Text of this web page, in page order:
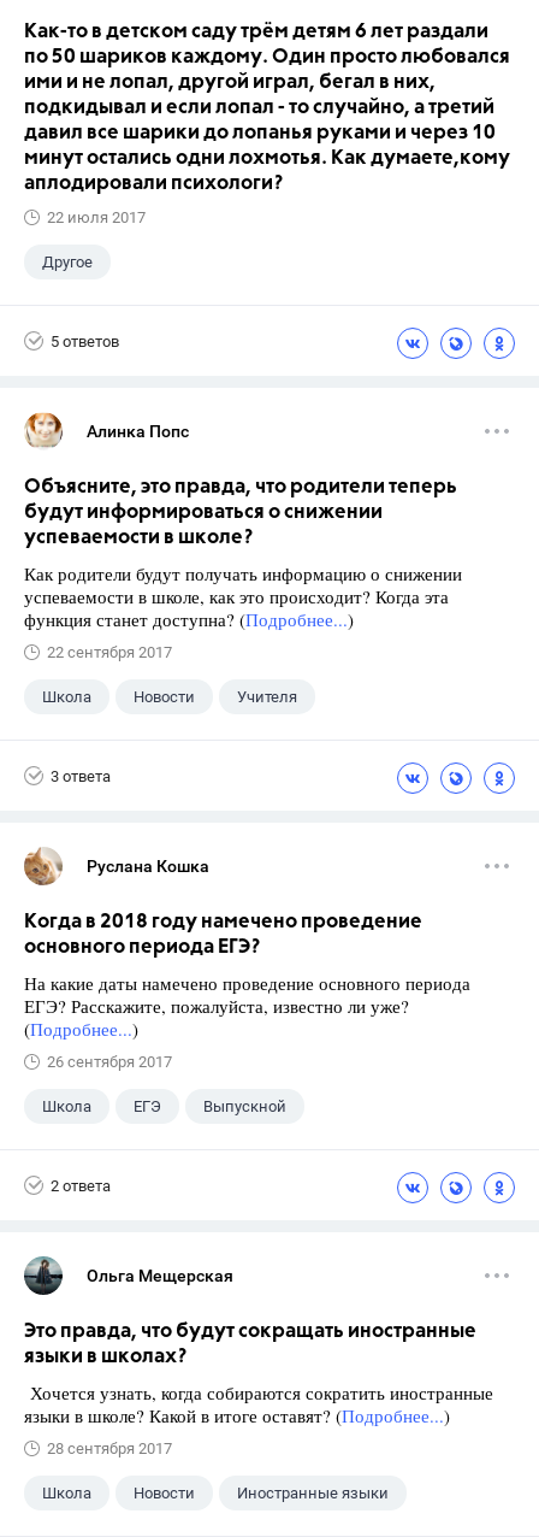
Как-то в детском саду трём детям 6 лет раздали
по 50 шариков каждому. Один просто любовался
ими и не лопал, другой играл, бегал в них,
подкидывал и если лопал - то случайно, а третий
давил все шарики до лопанья руками и через 10
минут остались одни лохмотья. Как думаете,кому
аплодировали психологи?
22 июля 2017
Другое
5 ответов
Алинка Попс
Объясните, это правда, что родители теперь
будут информироваться о снижении
успеваемости в школе?
Как родители будут получать информацию о снижении
успеваемости в школе, как это происходит? Когда эта
функция станет доступна? (Подробнее...)
22 сентября 2017
Школа Новости Учителя
3 ответа
Руслана Кошка
Когда в 2018 году намечено проведение
основного периода ЕГЭ?
На какие даты намечено проведение основного периода
ЕГЭ? Расскажите, пожалуйста, известно ли уже?
(Подробнее...)
26 сентября 2017
Школа ЕГЭ Выпускной
2 ответа
Ольга Мещерская
Это правда, что будут сокращать иностранные
языки в школах?
Хочется узнать, когда собираются сократить иностранные
языки в школе? Какой в итоге оставят? (Подробнее...)
28 сентября 2017
Школа Новости Иностранные языки